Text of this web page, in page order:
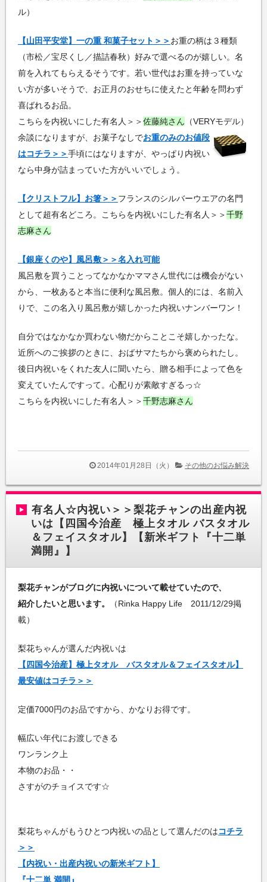
ル）
【山田平安堂】一の重 和菓子セット＞＞ お重の柄は３種類
（市松／宝尽くし／描詰春秋）好みで選べるのが嬉しい。名
前を入れてもらえるそうです。若い世代はお重を持っていな
い方が多いそうで、お正月のおせちに使えたと年齢を問わず
喜ばれるお品。
こちらを内祝いにした有名人＞＞佐藤純さん （VERYモデル）
余談になりますが、お菓子なしでお重のみのお値段
はコチラ＞＞手頃にはなりますが、やっぱり内祝い
なら中身が詰まっていた方がいいでしょう。
【クリストフル】お箸＞＞ フランスのシルバーウエアの名門
として超有名どころ。こちらを内祝いにした有名人＞＞千野
志麻さん
【銀座くのや】風呂敷＞＞名入れ可能
風呂敷を買うことってなかなかママさん世代には機会がない
から、一枚あると本当に便利な風呂敷。個人的には、名前入
りで、この名入り風呂敷が嬉しかった内祝いナンバーワン！
自分ではなかなか買わない物だからことこそ嬉しかったな。
近所へのご挨拶のときに、おばサマたちから褒められたし。
後日内祝いをくれた友人に聞いたら、贈る相手によって色を
変えていたんですって。心配りが素敵すぎるっ☆
こちらを内祝いにした有名人＞＞千野志麻さん
2014年01月28日（火） その他のお悩み解決
有名人☆内祝い＞＞梨花チャンの出産内祝
いは【四国今治産 極上タオル バスタオル
＆フェイスタオル】【新米ギフト『十二単
満開』】
梨花チャンがブログに内祝いについて載せていたので、
紹介したいと思います。
（Rinka Happy Life 2011/12/29掲
載）
梨花ちゃんが選んだ内祝いは
【四国今治産】極上タオル バスタオル＆フェイスタオル】
最安値はコチラ＞＞
定価7000円のお品ですから、かなりお得です。
幅広い年代にお渡しできる
ワンランク上
本物のお品・・
さすがのチョイスです☆
梨花ちゃんがもうひとつ内祝いの品として選んだのはコチラ
＞＞
【内祝い・出産内祝いの新米ギフト】
『十二単 満開』